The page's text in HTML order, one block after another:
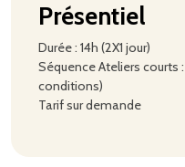
Présentiel
Durée : 14h (2X1 jour)
Séquence Ateliers courts
conditions)
Tarif sur demande